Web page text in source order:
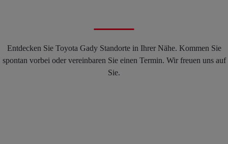
Entdecken Sie Toyota Gady Standorte in Ihrer Nähe. Kommen Sie
spontan vorbei oder vereinbaren Sie einen Termin. Wir freuen uns auf
Sie.